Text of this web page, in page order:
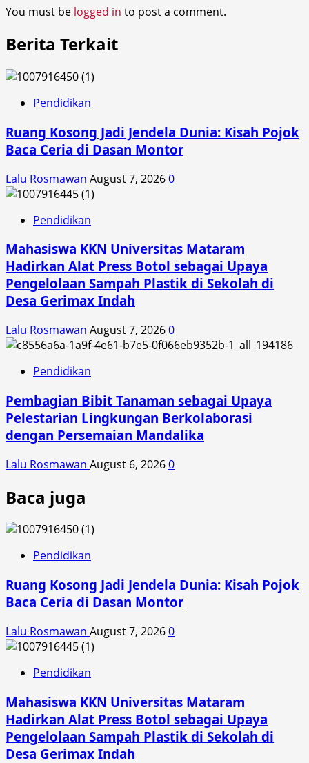
You must be logged in to post a comment.
Berita Terkait
Pendidikan
Ruang Kosong Jadi Jendela Dunia: Kisah Pojok
Baca Ceria di Dasan Montor
Lalu Rosmawan August 7, 20260
Pendidikan
Mahasiswa KKN Universitas Mataram
Hadirkan Alat Press Botol sebagai Upaya
Pengelolaan Sampah Plastik di Sekolah di
Desa Gerimax Indah
Lalu Rosmawan August 7, 20260
Pendidikan
Pembagian Bibit Tanaman sebagai Upaya
Pelestarian Lingkungan Berkolaborasi
dengan Persemaian Mandalika
Lalu Rosmawan August 6, 20260
Baca juga
Pendidikan
Ruang Kosong Jadi Jendela Dunia: Kisah Pojok
Baca Ceria di Dasan Montor
Lalu Rosmawan August 7, 20260
Pendidikan
Mahasiswa KKN Universitas Mataram
Hadirkan Alat Press Botol sebagai Upaya
Pengelolaan Sampah Plastik di Sekolah di
Desa Gerimax Indah